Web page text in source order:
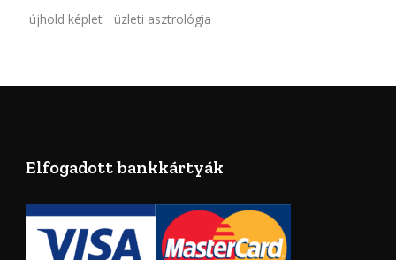
újhold képlet üzleti asztrológia
Elfogadott bankkártyák